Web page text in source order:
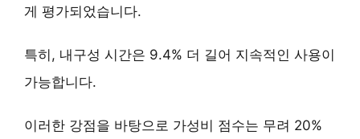
게 평가되었습니다.
특히, 내구성 시간은 9.4% 더 길어 지속적인 사용이
가능합니다.
이러한 강점을 바탕으로 가성비 점수는 무려 20%